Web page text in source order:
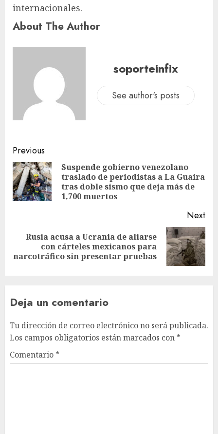
internacionales.
About The Author
soporteinfix
See author's posts
Previous
Suspende gobierno venezolano
traslado de periodistas a La Guaira
tras doble sismo que deja más de
1,700 muertos
Next
Rusia acusa a Ucrania de aliarse
con cárteles mexicanos para
narcotráfico sin presentar pruebas
Deja un comentario
Tu dirección de correo electrónico no será publicada.
Los campos obligatorios están marcados con *
Comentario *